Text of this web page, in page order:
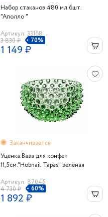
Набор стаканов 480 мл.6шт.
"Аполло "
Артикул: 33168
3 830 ₽
70%
1 149 ₽
Заканчивается
Уценка.Ваза для конфет
11,5см."Hobnail Tapas" зелёная
Артикул: 87045
4 730 ₽
60%
1 892 ₽